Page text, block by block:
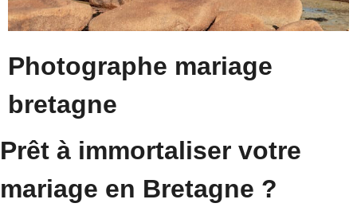
Photographe mariage
bretagne
Prêt à immortaliser votre
mariage en Bretagne ?